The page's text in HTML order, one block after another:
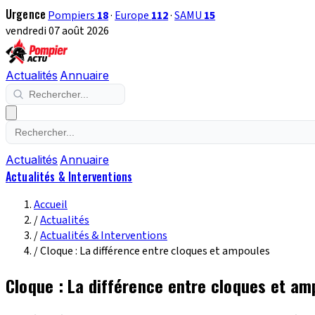
Urgence Pompiers 18· Europe 112·SAMU 15
vendredi 07 août 2026
Actualités Annuaire
Actualités Annuaire
Actualités & Interventions
Accueil
/Actualités
/Actualités & Interventions
/Cloque : La différence entre cloques et ampoules
Cloque : La différence entre cloques et